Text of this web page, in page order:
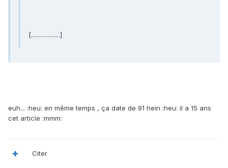
[...................]
euh... :heu: en même temps , ça date de 91 hein :heu: il a 15 ans
cet article :mmm:
Citer